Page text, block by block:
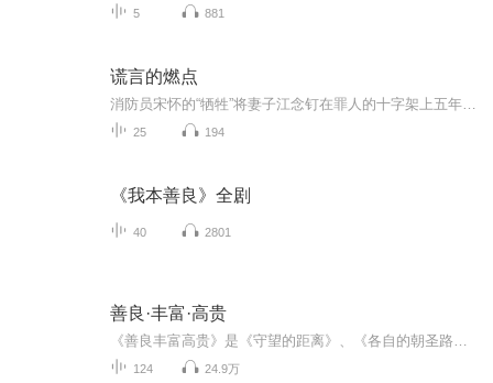
5 881
谎言的燃点
25 194
《我本善良》全剧
40 2801
善良·丰富·高贵
124 24.9万